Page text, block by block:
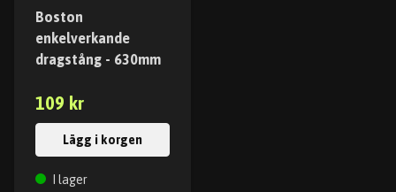
Boston
enkelverkande
dragstång - 630mm
109 kr
Lägg i korgen
I lager